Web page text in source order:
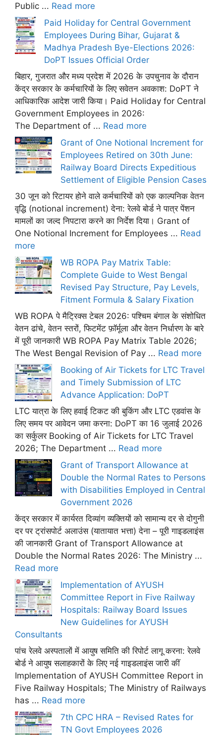
Public ... Read more
Paid Holiday for Central Government
Employees During Bihar, Gujarat &
Madhya Pradesh Bye-Elections 2026:
DoPT Issues Official Order
बिहार, गुजरात और मध्य प्रदेश में 2026 के उपचुनाव के दौरान
केंद्र सरकार के कर्मचारियों के लिए सवेतन अवकाश: DoPT ने
आधिकारिक आदेश जारी किया। Paid Holiday for Central
Government Employees in 2026:
The Department of ... Read more
Grant of One Notional Increment for
Employees Retired on 30th June:
Railway Board Directs Expeditious
Settlement of Eligible Pension Cases
30 जून को रिटायर होने वाले कर्मचारियों को एक काल्पनिक वेतन
वृद्धि (notional increment) देना: रेलवे बोर्ड ने पात्र पेंशन
मामलों का जल्द निपटारा करने का निर्देश दिया। Grant of
One Notional Increment for Employees ... Read
more
WB ROPA Pay Matrix Table:
Complete Guide to West Bengal
Revised Pay Structure, Pay Levels,
Fitment Formula & Salary Fixation
WB ROPA पे मैट्रिक्स टेबल 2026: पश्चिम बंगाल के संशोधित
वेतन ढांचे, वेतन स्तरों, फिटमेंट फ़ॉर्मूला और वेतन निर्धारण के बारे
में पूरी जानकारी WB ROPA Pay Matrix Table 2026;
The West Bengal Revision of Pay ... Read more
Booking of Air Tickets for LTC Travel
and Timely Submission of LTC
Advance Application: DoPT
LTC यात्रा के लिए हवाई टिकट की बुकिंग और LTC एडवांस के
लिए समय पर आवेदन जमा करना: DoPT का 16 जुलाई 2026
का सर्कुलर Booking of Air Tickets for LTC Travel
2026; The Department ... Read more
Grant of Transport Allowance at
Double the Normal Rates to Persons
with Disabilities Employed in Central
Government 2026
केंद्र सरकार में कार्यरत दिव्यांग व्यक्तियों को सामान्य दर से दोगुनी
दर पर ट्रांसपोर्ट अलाउंस (यातायात भत्ता) देना – पूरी गाइडलाइंस
की जानकारी Grant of Transport Allowance at
Double the Normal Rates 2026: The Ministry ...
Read more
Implementation of AYUSH
Committee Report in Five Railway
Hospitals: Railway Board Issues
New Guidelines for AYUSH
Consultants
पांच रेलवे अस्पतालों में आयुष समिति की रिपोर्ट लागू करना: रेलवे
बोर्ड ने आयुष सलाहकारों के लिए नई गाइडलाइंस जारी कीं
Implementation of AYUSH Committee Report in
Five Railway Hospitals; The Ministry of Railways
has ... Read more
7th CPC HRA – Revised Rates for
TN Govt Employees 2026